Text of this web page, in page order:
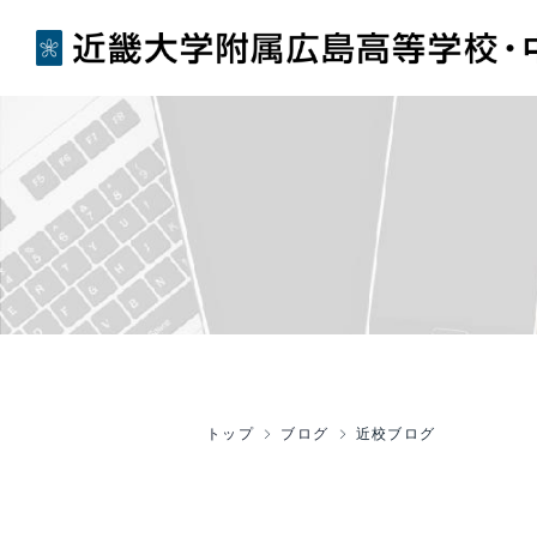
トップ ブログ 近校ブログ